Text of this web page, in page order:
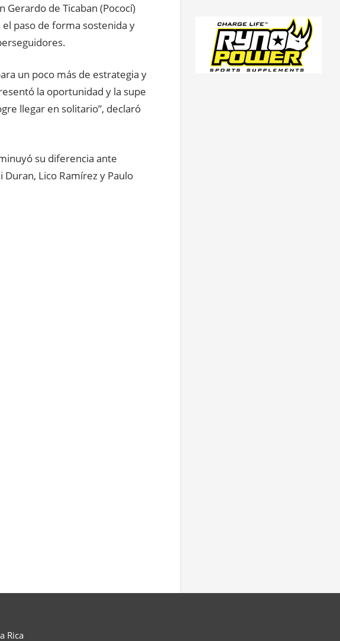
Gerardo de Ticaban (Pococí)
paso de forma sostenida y
un poco más de estrategia y
la oportunidad y la supe
llegar en solitario”, declaró
su diferencia ante
Lico Ramírez y Paulo
Rica